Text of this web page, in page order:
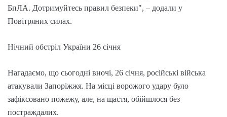
БпЛА. Дотримуйтесь правил безпеки", – додали у
Повітряних силах.
Нічний обстріл України 26 січня
Нагадаємо, що сьогодні вночі, 26 січня, російські війська
атакували Запоріжжя. На місці ворожого удару було
зафіксовано пожежу, але, на щастя, обійшлося без
постраждалих.